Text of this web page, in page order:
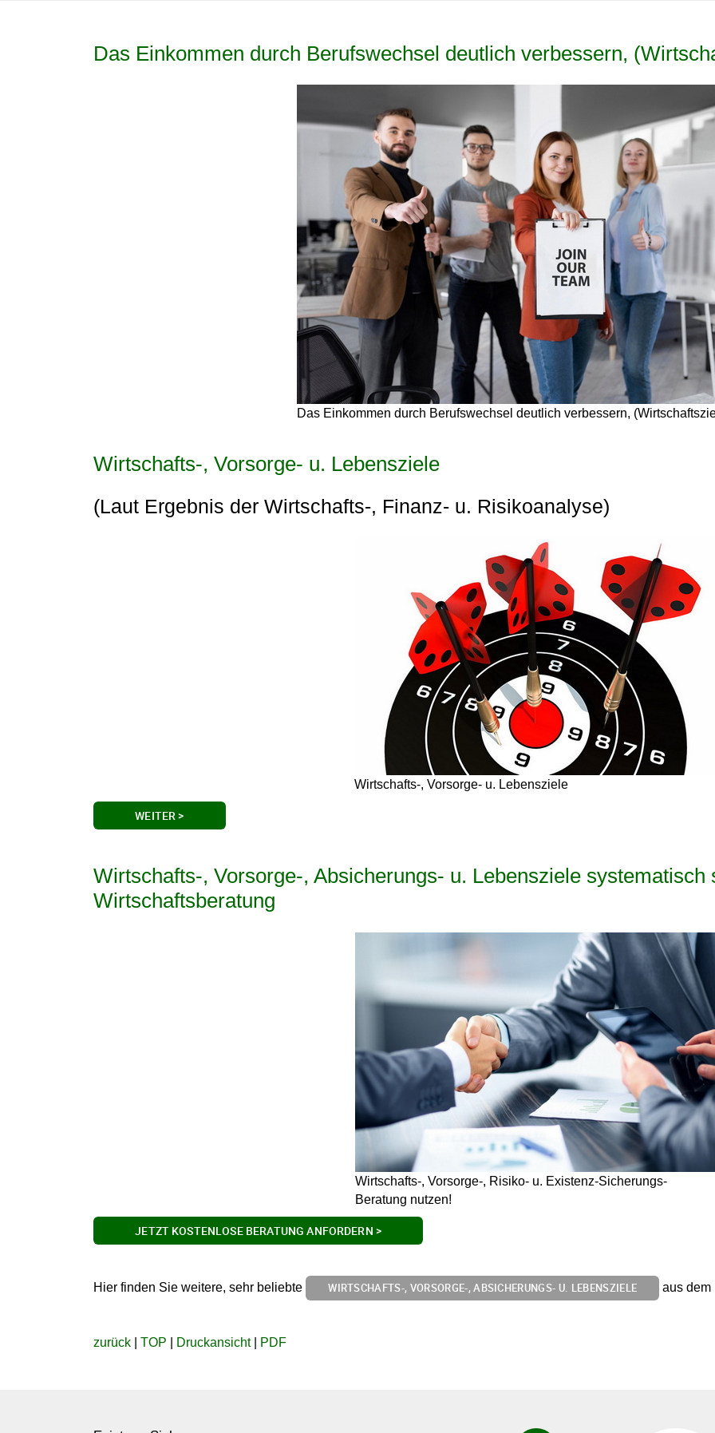
Das Einkommen durch Berufswechsel deutlich verbessern,
Das Einkommen durch Berufswechsel deutlich verbessern,
Wirtschafts-, Vorsorge- u. Lebensziele
(Laut Ergebnis der Wirtschafts-, Finanz- u. Risikoanalyse)
Wirtschafts-, Vorsorge- u. Lebensziele
WEITER >
Wirtschafts-, Vorsorge-, Absicherungs- u. Lebensziele systematisch
Wirtschaftsberatung
Wirtschafts-, Vorsorge-, Risiko- u. Existenz-Sicherungs-
Beratung nutzen!
JETZT KOSTENLOSE BERATUNG ANFORDERN >
Hier finden Sie weitere, sehr beliebte WIRTSCHAFTS-, VORSORGE-, ABSICHERUNGS- U. LEBENSZIELE aus dem
zurück TOP Druckansicht| PDF